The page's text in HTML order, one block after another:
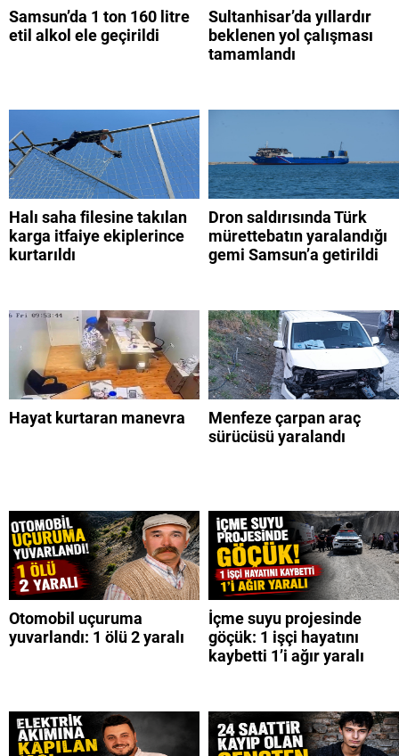
Samsun’da 1 ton 160 litre
etil alkol ele geçirildi
Sultanhisar’da yıllardır
beklenen yol çalışması
tamamlandı
Halı saha filesine takılan
karga itfaiye ekiplerince
kurtarıldı
Dron saldırısında Türk
mürettebatın yaralandığı
gemi Samsun’a getirildi
Hayat kurtaran manevra
Menfeze çarpan araç
sürücüsü yaralandı
Otomobil uçuruma
yuvarlandı: 1 ölü 2 yaralı
İçme suyu projesinde
göçük: 1 işçi hayatını
kaybetti 1’i ağır yaralı